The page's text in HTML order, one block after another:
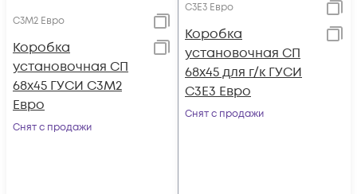
С3М2 Евро
Коробка
установочная СП
68х45 ГУСИ С3М2
Евро
Снят с продажи
С3Е3 Евро
Коробка
установочная СП
68х45 для г/к ГУСИ
С3Е3 Евро
Снят с продажи